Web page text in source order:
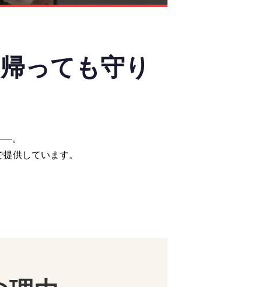
っても守り
。
供しています。